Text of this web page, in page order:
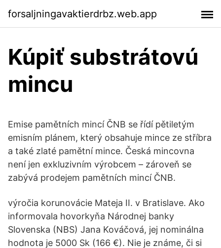
forsaljningavaktierdrbz.web.app
Kúpiť substrátovú
mincu
Emise pamětních mincí ČNB se řídí pětiletým
emisním plánem, který obsahuje mince ze stříbra
a také zlaté pamětní mince. Česká mincovna
není jen exkluzivním výrobcem – zároveň se
zabývá prodejem pamětních mincí ČNB.
výročia korunovácie Mateja II. v Bratislave. Ako
informovala hovorkyňa Národnej banky
Slovenska (NBS) Jana Kováčová, jej nominálna
hodnota je 5000 Sk (166 €). Nie je známe, či si